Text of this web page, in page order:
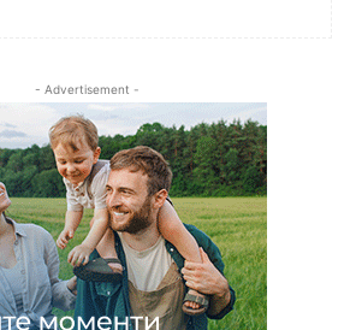
- Advertisement -